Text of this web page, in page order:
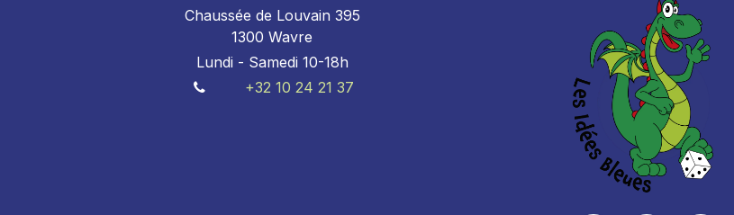
Chaussée de Louvain 395
1300 Wavre
Lundi - Samedi 10-18h
+32 10 24 21 37